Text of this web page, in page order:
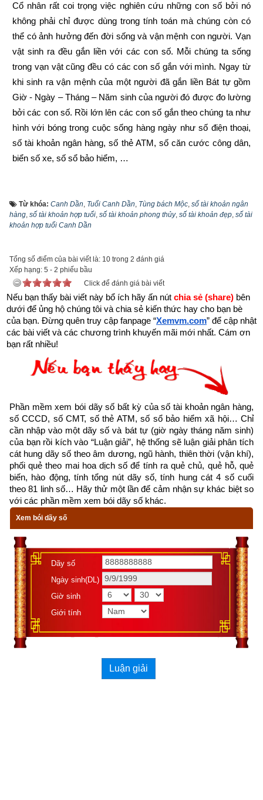
Cổ nhân rất coi trọng việc nghiên cứu những con số bởi nó
không phải chỉ được dùng trong tính toán mà chúng còn có
thể có ảnh hưởng đến đời sống và vận mệnh con người. Vạn
vật sinh ra đều gắn liền với các con số. Mỗi chúng ta sống
trong vạn vật cũng đều có các con số gắn với mình. Ngay từ
khi sinh ra vận mệnh của một người đã gắn liền Bát tự gồm
Giờ - Ngày – Tháng – Năm sinh của người đó được đo lường
bởi các con số. Rồi lớn lên các con số gắn theo chúng ta như
hình với bóng trong cuộc sống hàng ngày như số điện thoại,
số tài khoản ngân hàng, số thẻ ATM, số căn cước công dân,
biển số xe, số sổ bảo hiểm, …
được ngân hàng cấp số tài khoản ngẫu nhiên từ 7 đến 17 số
tùy thuộc vào từng ngân hàng, vì là ngẫu nhiên nên không
theo qui luật nào cả và rất khó nhớ. Tuy nhiên cùng với sự
đã cho phép khách hàng tự chọn số tài khoản theo ý thích
như sau:
- Dịch vụ mở số tài khoản trùng với số điện thoại: miễn phí
- Dịch vụ mở số tài khoản trùng với ngày tháng năm sinh (8
số): miễn phí
- Dịch vụ mở số tài khoản trùng với CMT, CCCD: miễn phí
- Dịch vụ mở số tài khoản tự chọn (có thu phí): chọn được tất
cả các số chỉ có ngân hàng MB, SHB và VP bank còn các
ngân hàng khác chỉ cho chọn một vài số như sau: Vietinbank
(tối đa 9 số trong 12 số, MSB (tối đa 6 số trong 12 số), OCB
(tối đa 9 số trong 16 số), TPBank (tối đa 3 số trong 11 số),
Nam A Bank (tối đa 6 số trong 16 số), PG Bank (tối đa 10 số
trong 13 số), Sacombank (tối đa 4 số trong 12 số), SCB (tối đa
10 số trong 11 số), LienVietPostBank (tối đa 10 số trong 12
số), PVcomBank (tối đa 9 số trong 12 số),  Oceanbank (tối đa
Từ khóa: Canh Dần, Tuổi Canh Dần, Tùng bách Mộc, số tài khoản ngân
hàng, số tài khoản hợp tuổi, số tài khoản phong thủy, số tài khoản đẹp, số tài
khoản hợp tuổi Canh Dần
Tổng số điểm của bài viết là: 10 trong 2 đánh giá
Xếp hạng: 5 - 2 phiếu bầu
Click để đánh giá bài viết
Nếu bạn thấy bài viết này bổ ích hãy ấn nút chia sẻ (share) bên
dưới để ủng hộ chúng tôi và chia sẻ kiến thức hay cho bạn bè
của bạn. Đừng quên truy cập fanpage “Xemvm.com” để cập nhật
các bài viết và các chương trình khuyến mãi mới nhất. Cám ơn
bạn rất nhiều!
Phần mềm xem bói dãy số bất kỳ của số tài khoản ngân hàng,
số CCCD, số CMT, số thẻ ATM, số sổ bảo hiểm xã hội… Chỉ
cần nhập vào một dãy số và bát tự (giờ ngày tháng năm sinh)
của bạn rồi kích vào “Luận giải”, hệ thống sẽ luận giải phân tích
cát hung dãy số theo âm dương, ngũ hành, thiên thời (vận khí),
phối quẻ theo mai hoa dịch số để tính ra quẻ chủ, quẻ hỗ, quẻ
biến, hào động, tính tổng nút dãy số, tính hung cát 4 số cuối
theo 81 linh số… Hãy thử một lần để cảm nhận sự khác biệt so
với các phần mềm xem bói dãy số khác.
Xem bói dãy số
Dãy số
Ngày sinh(DL)
Giờ sinh
Giới tính
Luận giải